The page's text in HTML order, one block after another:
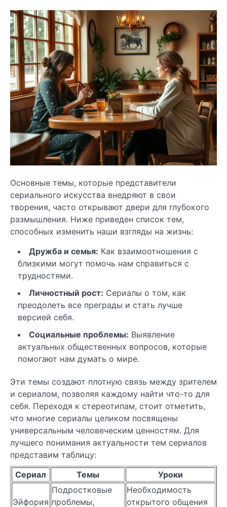
Основные темы, которые представители
сериального искусства внедряют в свои
творения, часто открывают двери для глубокого
размышления. Ниже приведен список тем,
способных изменить наши взгляды на жизнь:
Дружба и семья: Как взаимоотношения с
близкими могут помочь нам справиться с
трудностями.
Личностный рост: Сериалы о том, как
преодолеть все преграды и стать лучше
версией себя.
Социальные проблемы: Выявление
актуальных общественных вопросов, которые
помогают нам думать о мире.
Эти темы создают плотную связь между зрителем
и сериалом, позволяя каждому найти что-то для
себя. Переходя к стереотипам, стоит отметить,
что многие сериалы целиком посвящены
универсальным человеческим ценностям. Для
лучшего понимания актуальности тем сериалов
представим таблицу:
Сериал
Темы Уроки
Эйфория
Подростковые
проблемы,
Необходимость
открытого общения